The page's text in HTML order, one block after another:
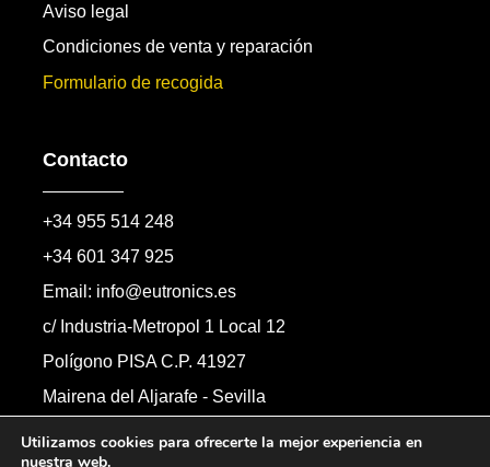
Aviso legal
Condiciones de venta y reparación
Formulario de recogida
Contacto
+34 955 514 248
+34 601 347 925
Email: info@eutronics.es
c/ Industria-Metropol 1 Local 12
Polígono PISA C.P. 41927
Mairena del Aljarafe - Sevilla
Formulario de contacto
Utilizamos cookies para ofrecerte la mejor experiencia en
nuestra web.